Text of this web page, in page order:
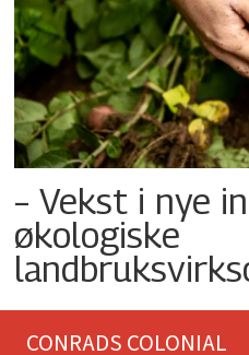
– Vekst i nye
økologiske
CONRADS COLONIAL